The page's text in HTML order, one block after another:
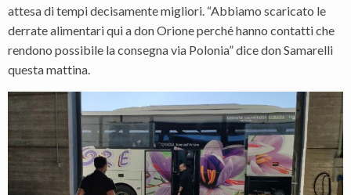
attesa di tempi decisamente migliori. “Abbiamo scaricato le
derrate alimentari qui a don Orione perché hanno contatti che
rendono possibile la consegna via Polonia” dice don Samarelli
questa mattina.